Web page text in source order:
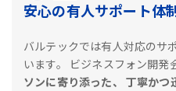
安心の有人サポート体
バルテックでは有人対応のサ
います。
ビジネスフォン開発
ソンに寄り添った、 丁寧かつ